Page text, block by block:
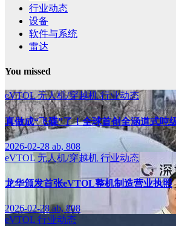
行业动态
设备
软件与系统
雷达
You missed
eVTOL无人机/穿越机行业动态
真做成“飞碟”了！全球首创全涵道式吨
2026-02-28 ab, 808
eVTOL 无人机/穿越机 行业动态
龙华颁发首张eVTOL整机制造营业执照
2026-02-28ab, 808
eVTOL 行业动态